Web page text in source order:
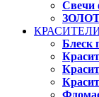
Свечи
Блеск